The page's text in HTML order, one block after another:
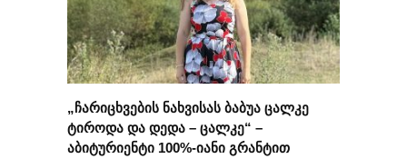
„ჩარიცხვების ნახვისას ბაბუა ცალკე
ტიროდა და დედა – ცალკე“ –
აბიტურიენტი 100%-იანი გრანტით